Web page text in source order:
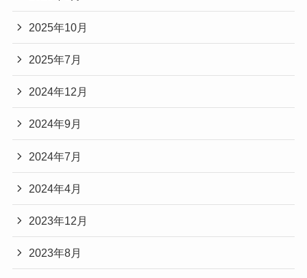
2025年10月
2025年7月
2024年12月
2024年9月
2024年7月
2024年4月
2023年12月
2023年8月